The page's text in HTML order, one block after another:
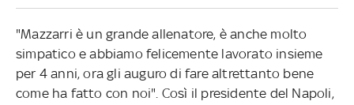
"Mazzarri è un grande allenatore, è anche molto
simpatico e abbiamo felicemente lavorato insieme
per 4 anni, ora gli auguro di fare altrettanto bene
come ha fatto con noi". Così il presidente del Napoli,